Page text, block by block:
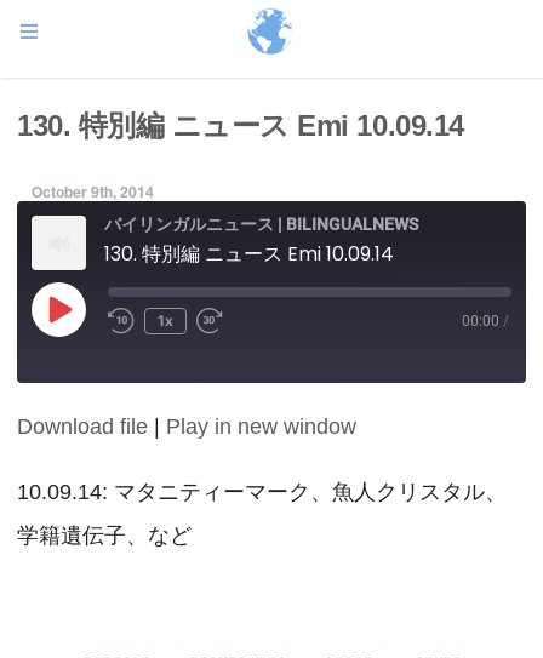
130. 特別編 ニュース Emi 10.09.14
October 9th, 2014
バイリンガルニュース | BILINGUALNEWS
130. 特別編 ニュース Emi 10.09.14
Play
Episode
1x 00:00 /
SHARE
LINK
EMBED
Download file Play in new window
10.09.14: マタニティーマーク、魚人クリスタル、
学籍遺伝子、など